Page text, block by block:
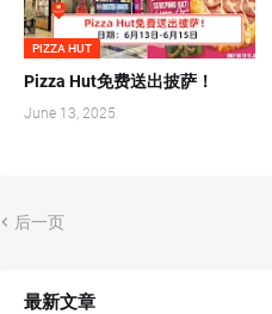
PIZZA HUT
Pizza Hut免费送出披萨！
June 13, 2025
后一页
最新文章